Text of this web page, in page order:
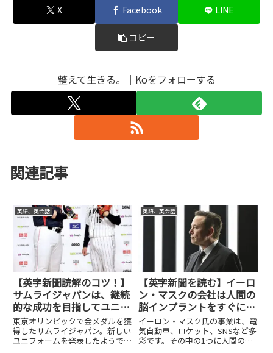
X Facebook LINE
コピー
整えて生きる。｜Koをフォローする
関連記事
英語、英会話
【英字新聞読解のコツ！】
サムライジャパンは、継続
的な成功を目指してユニフ
ォームを変更します！
東京オリンピックで金メダルを獲
得したサムライジャパン。新しい
ユニフォームを発表したようで
英語、英会話
【英字新聞を読む】イーロ
ン・マスクの会社は人間の
脳インプラントをすぐにテ
ストすることを目指す！
イーロン・マスク氏の事業は、電
気自動車、ロケット、SNSなど多
彩です。その中の1つに人間の脳